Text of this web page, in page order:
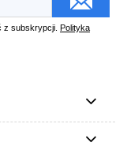
z subskrypcji. Polityka